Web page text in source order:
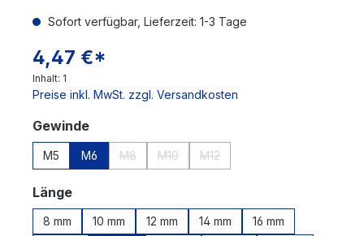
Sofort verfügbar, Lieferzeit: 1-3 Tage
4,47 €*
Inhalt: 1
Preise inkl. MwSt. zzgl. Versandkosten
Gewindeauswählen
M5 M6 M8 M10 M12
Längeauswählen
8 mm 10 mm 12 mm 14 mm
16 mm